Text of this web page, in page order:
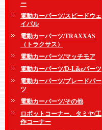
ー
電動カーパーツ/スピードウェ
イパル
電動カーパーツ/TRAXXAS
（トラクサス）
電動カーパーツ/マッチモア
電動カーパーツ/D-Likeパーツ
電動カーパーツ/ブレードパー
ツ
電動カーパーツ/その他
ロボットコーナー、タミヤ/工
作コーナー